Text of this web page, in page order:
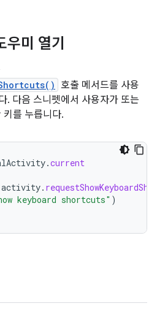
미 열기
호출 메서드를 사용
. 다음 스니펫에서 사용자가 또는
키를 누릅니다.
.current
activity.
keyboard shortcuts" )